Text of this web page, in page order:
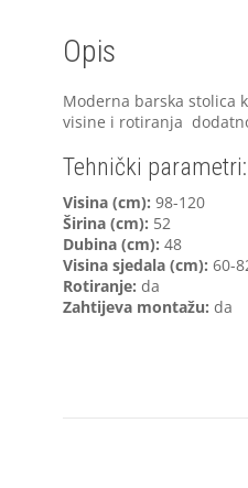
Opis
Moderna barska stolica
visine i rotiranja
Tehnički parametri:
Visina (cm): 98-120
Širina (cm): 52
Dubina (cm): 48
Visina sjedala (cm): 60-
Rotiranje: da
Zahtijeva montažu: da